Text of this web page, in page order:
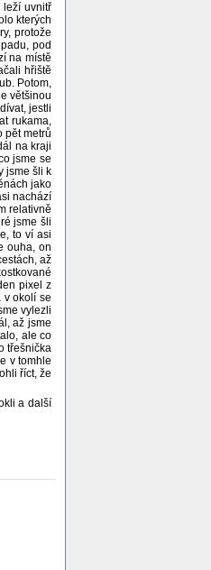
leží uvnitř
kterých
protože
pod
na místě
hřiště
Potom,
většinou
jestli
rukama,
pět metrů
na kraji
jsme se
jsme šli k
jako
nachází
relativně
jsme šli
to ví asi
ouha, on
až
pixel z
v okolí se
vylezli
až jsme
ale co
třešnička
v tomhle
říct, že
a další